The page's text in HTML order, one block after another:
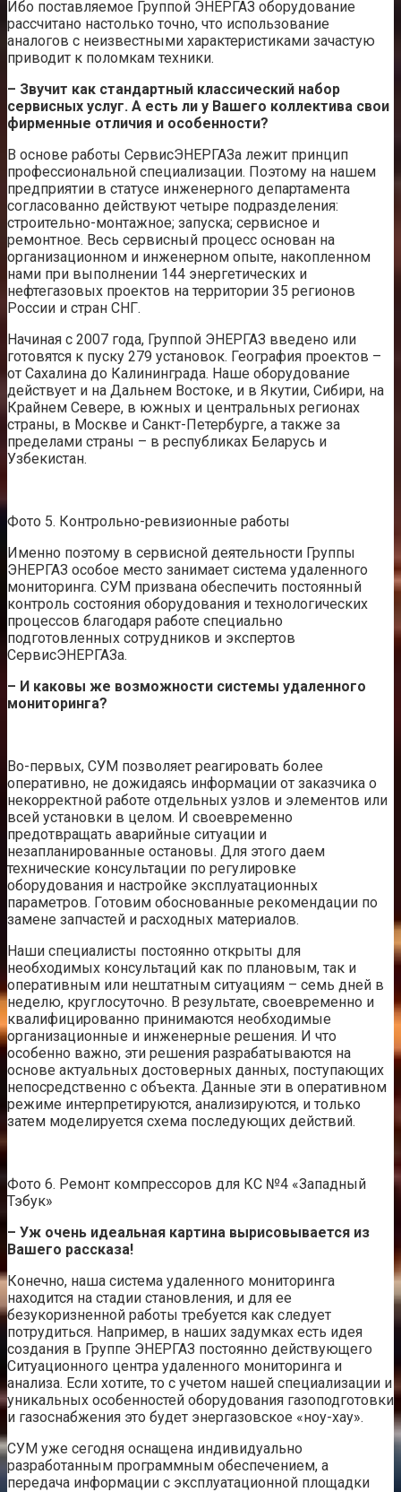
Ибо поставляемое Группой ЭНЕРГАЗ оборудование
рассчитано настолько точно, что использование
аналогов с неизвестными характеристиками зачастую
приводит к поломкам техники.
– Звучит как стандартный классический набор
сервисных услуг. А есть ли у Вашего коллектива свои
фирменные отличия и особенности?
В основе работы СервисЭНЕРГАЗа лежит принцип
профессиональной специализации. Поэтому на нашем
предприятии в статусе инженерного департамента
согласованно действуют четыре подразделения:
строительно-монтажное; запуска; сервисное и
ремонтное. Весь сервисный процесс основан на
организационном и инженерном опыте, накопленном
нами при выполнении 144 энергетических и
нефтегазовых проектов на территории 35 регионов
России и стран СНГ.
Начиная с 2007 года, Группой ЭНЕРГАЗ введено или
готовятся к пуску 279 установок. География проектов –
от Сахалина до Калининграда. Наше оборудование
действует и на Дальнем Востоке, и в Якутии, Сибири, на
Крайнем Севере, в южных и центральных регионах
страны, в Москве и Санкт-Петербурге, а также за
пределами страны – в республиках Беларусь и
Узбекистан.
Фото 5. Контрольно-ревизионные работы
Именно поэтому в сервисной деятельности Группы
ЭНЕРГАЗ особое место занимает система удаленного
мониторинга. СУМ призвана обеспечить постоянный
контроль состояния оборудования и технологических
процессов благодаря работе специально
подготовленных сотрудников и экспертов
СервисЭНЕРГАЗа.
– И каковы же возможности системы удаленного
мониторинга?
Во-первых, СУМ позволяет реагировать более
оперативно, не дожидаясь информации от заказчика о
некорректной работе отдельных узлов и элементов или
всей установки в целом. И своевременно
предотвращать аварийные ситуации и
незапланированные остановы. Для этого даем
технические консультации по регулировке
оборудования и настройке эксплуатационных
параметров. Готовим обоснованные рекомендации по
замене запчастей и расходных материалов.
Наши специалисты постоянно открыты для
необходимых консультаций как по плановым, так и
оперативным или нештатным ситуациям – семь дней в
неделю, круглосуточно. В результате, своевременно и
квалифицированно принимаются необходимые
организационные и инженерные решения. И что
особенно важно, эти решения разрабатываются на
основе актуальных достоверных данных, поступающих
непосредственно с объекта. Данные эти в оперативном
режиме интерпретируются, анализируются, и только
затем моделируется схема последующих действий.
Фото 6. Ремонт компрессоров для КС №4 «Западный
Тэбук»
– Уж очень идеальная картина вырисовывается из
Вашего рассказа!
Конечно, наша система удаленного мониторинга
находится на стадии становления, и для ее
безукоризненной работы требуется как следует
потрудиться. Например, в наших задумках есть идея
создания в Группе ЭНЕРГАЗ постоянно действующего
Ситуационного центра удаленного мониторинга и
анализа. Если хотите, то с учетом нашей специализации и
уникальных особенностей оборудования газоподготовки
и газоснабжения это будет энергазовское «ноу-хау».
СУМ уже сегодня оснащена индивидуально
разработанным программным обеспечением, а
передача информации с эксплуатационной площадки